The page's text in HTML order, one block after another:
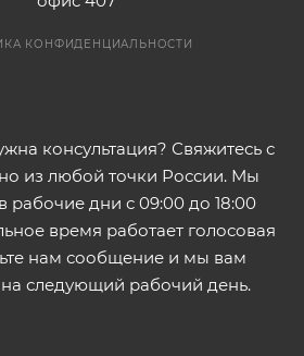
КОНФИДЕНЦИАЛЬНОСТИ
консультация? Свяжитесь с
из любой точки России. Мы
рабочие дни с 09:00 до 18:00
время работает голосовая
нам сообщение и мы вам
следующий рабочий день.